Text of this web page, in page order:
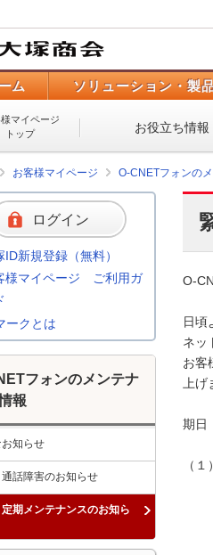
ム ソリューション・製
マイページ
トップ
お役立ち情報
お客様マイページ O-CNETフォンの
O-
日頃
ネッ
お客
上げ
期日
（
影
【
ログイン
ID新規登録（無料）
様マイページ ご利用ガ
ークとは
フォンのメンテナ
報
知らせ
話障害のお知らせ
期メンテナンスのお知ら